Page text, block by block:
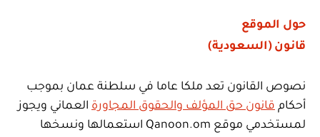
حول الموقع
قانون (السعودية)
نصوص القانون تعد ملكا عاما في سلطنة عمان بموجب
أحكام قانون حق المؤلف والحقوق المجاورة العماني ويجوز
لمستخدمي موقع Qanoon.om استعمالها ونسخها